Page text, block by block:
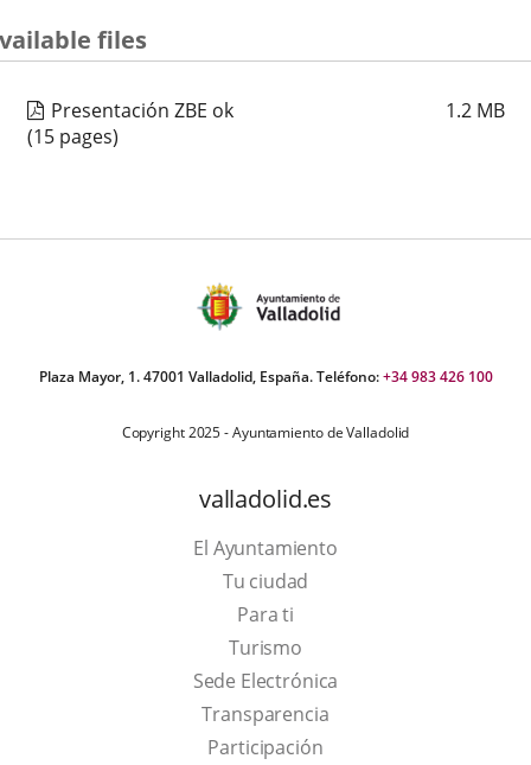
files
Presentación ZBE ok 1.2 MB
(15 pages)
Plaza Mayor, 1. 47001 Valladolid, España. Teléfono:+34 983 426 100
Copyright 2025 - Ayuntamiento de Valladolid
valladolid.es
El Ayuntamiento
Tu ciudad
Para ti
TurismoThis
link
will
open
Sede Electrónica
Transparencia
Participación